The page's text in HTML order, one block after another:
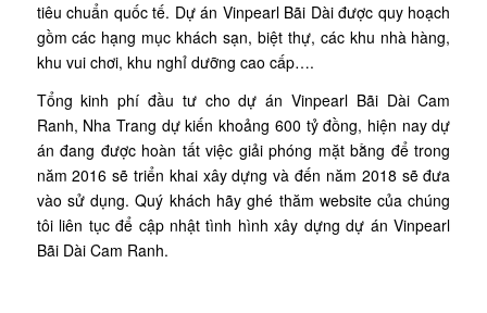
tiêu chuẩn quốc tế. Dự án Vinpearl Bãi Dài được quy hoạch
gồm các hạng mục khách sạn, biệt thự, các khu nhà hàng,
khu vui chơi, khu nghỉ dưỡng cao cấp….
Tổng kinh phí đầu tư cho dự án Vinpearl Bãi Dài Cam
Ranh, Nha Trang dự kiến khoảng 600 tỷ đồng, hiện nay dự
án đang được hoàn tất việc giải phóng mặt bằng để trong
năm 2016 sẽ triển khai xây dựng và đến năm 2018 sẽ đưa
vào sử dụng. Quý khách hãy ghé thăm website của chúng
tôi liên tục để cập nhật tình hình xây dựng dự án Vinpearl
Bãi Dài Cam Ranh.